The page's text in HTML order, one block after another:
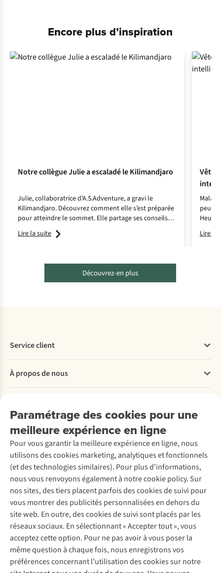
Encore plus d’inspiration
Notre collègue Julie a escaladé le Kilimandjaro
Julie, collaboratrice d’A.S.Adventure, a gravi le
Kilimandjaro. Découvrez comment elle s’est préparée
pour atteindre le sommet. Elle partage ses conseils
pour la grande aventure sur la plus haute montagne
d’Afrique !
Lire la suite Lire la
Découvrez-en plus
Paramétrage des cookies pour une
meilleure expérience en ligne
Pour vous garantir la meilleure expérience en ligne, nous
utilisons des cookies marketing, analytiques et fonctionnels
(et des technologies similaires). Pour plus d'informations,
nous vous renvoyons également à notre cookie policy. Sur
nos sites, des tiers placent parfois des cookies de suivi pour
vous montrer des publicités personnalisées en dehors du
site web. En outre, des cookies de suivi sont placés par les
réseaux sociaux. En sélectionnant « Accepter tout », vous
acceptez cette option. Pour ne pas avoir à vous poser la
même question à chaque fois, nous enregistrons vos
préférences concernant l’utilisation des cookies sur notre
Service client
Commander
Payer
Retourner
Rétractation d'une commande
Entretien & réparations
Garantie
Contactez-nous
À propos de nous
Entreprise responsable
À propos d’Ayacucho
Nos magasins
À propos d’A.S.Adventure
Déclaration d'accessibilité
Location / Location sports d’hiver
Seconde-main
Entretien de ski
Service de lavage
Entretien de chaussures
Réparation de chaussures
Réparation de vêtements
Retouches
Pour les entreprises
Découvrez
A.S.Magazine
Explore Camp
Expertise & conseils
Abonnez-vous à la newsletter
Suivez-nous